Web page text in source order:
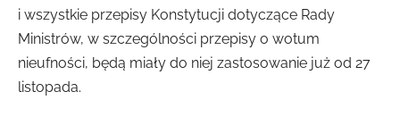
i wszystkie przepisy Konstytucji dotyczące Rady
Ministrów, w szczególności przepisy o wotum
nieufności, będą miały do niej zastosowanie już od 27
listopada.